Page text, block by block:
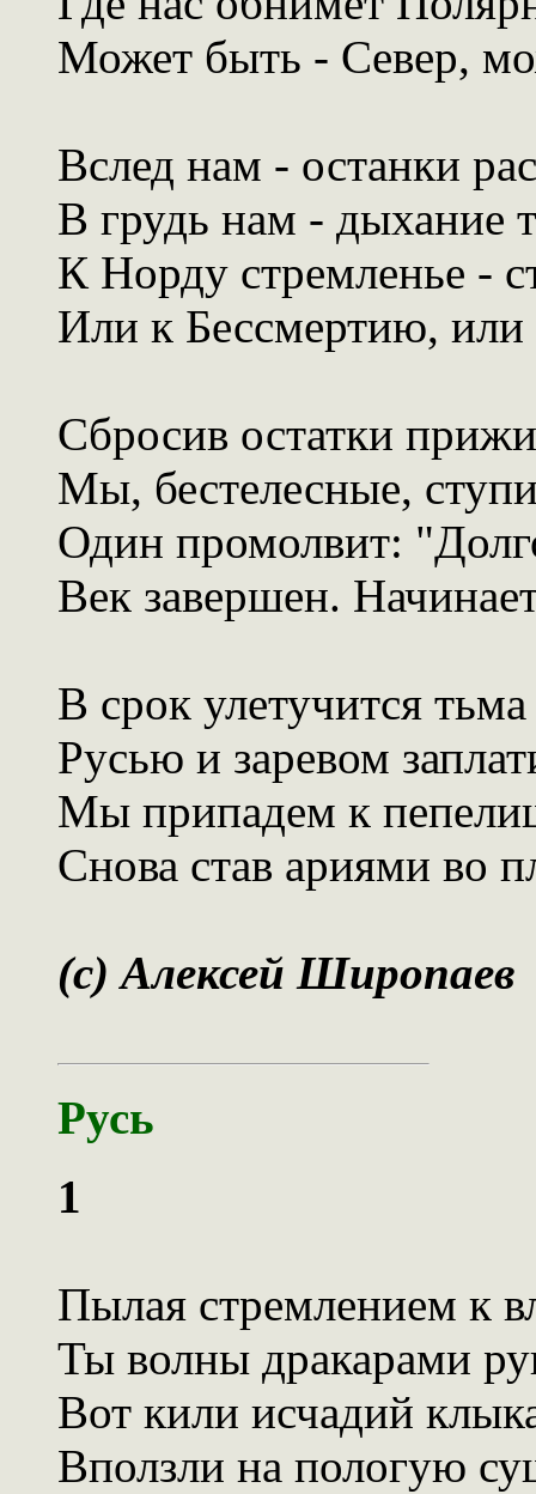
Может быть - Север,
Вслед нам - останки
В грудь нам - дыхание
К Норду стремленье -
Или к Бессмертию,
Сбросив остатки
Мы, бестелесные,
Один промолвит:
Век завершен.
В срок улетучится
Русью и заревом
Мы припадем к
Снова став ариями во
(c) Алексей Широпаев
Русь
1
Пылая стремлением к
Ты волны дракарами
Вот кили исчадий
Вползли на пологую